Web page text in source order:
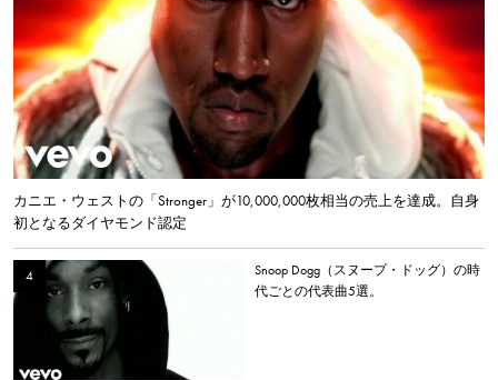
カニエ・ウェストの「Stronger」が10,000,000枚相当の売上を達成。自身
初となるダイヤモンド認定
Snoop Dogg（スヌープ・ドッグ）の時
代ごとの代表曲5選。